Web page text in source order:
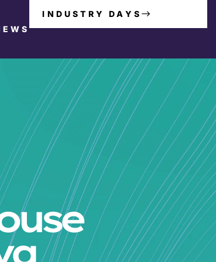
INDUSTRY DAYS